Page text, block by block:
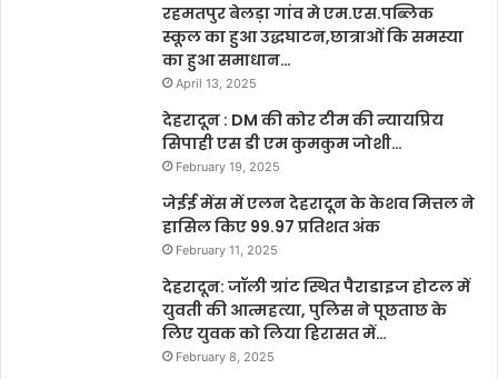
रहमतपुर बेलड़ा गांव मे एम.एस.पब्लिक
स्कूल का हुआ उद्धघाटन,छात्राओं कि समस्या
का हुआ समाधान…
April 13, 2025
देहरादून : DM की कोर टीम की न्यायप्रिय
सिपाही एस डी एम कुमकुम जोशी…
February 19, 2025
जेईई मेंस में एलन देहरादून के केशव मित्तल ने
हासिल किए 99.97 प्रतिशत अंक
February 11, 2025
देहरादून: जॉली ग्रांट स्थित पैराडाइज होटल में
युवती की आत्महत्या, पुलिस ने पूछताछ के
लिए युवक को लिया हिरासत में…
February 8, 2025